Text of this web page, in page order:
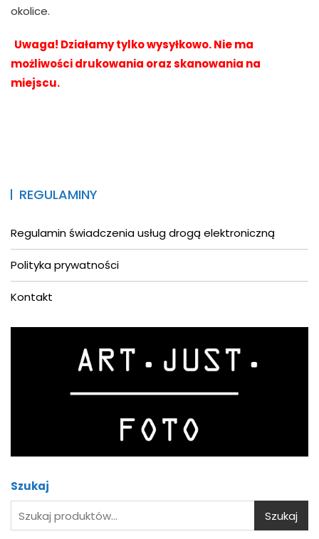
okolice.
Uwaga! Działamy tylko wysyłkowo. Nie ma
możliwości drukowania oraz skanowania na
miejscu.
REGULAMINY
Regulamin świadczenia usług drogą elektroniczną
Polityka prywatności
Kontakt
Szukaj
Szukaj
Online
mogę Ci pomóc?